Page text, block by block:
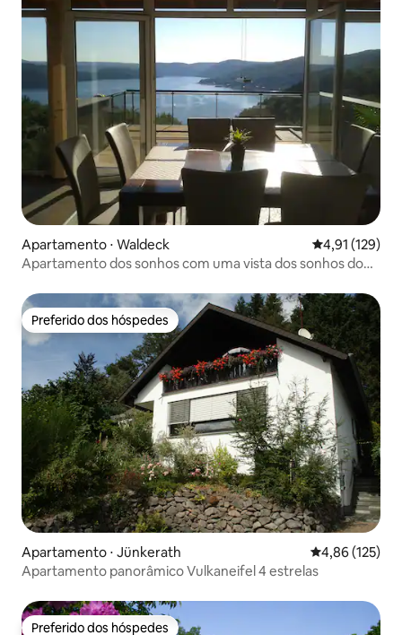
Apartamento ⋅ Waldeck 4,91 de uma
4,91 (129)
Apartamento dos sonhos com uma vista dos sonhos do
Preferido dos hóspedes
Preferido dos hóspedes
Apartamento ⋅ Jünkerath 4,86 de uma
4,86 (125)
Apartamento panorâmico Vulkaneifel 4 estrelas
Preferido dos hóspedes